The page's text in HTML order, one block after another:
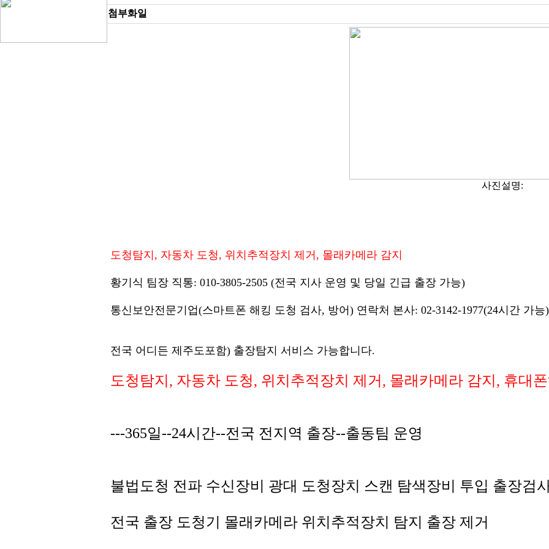
첨부화일
사진설명:
도청탐지, 자동차 도청, 위치추적장치 제거, 몰래카메라 감지
황기식 팀장 직통: 010-3805-2505 (전국 지사 운영 및 당일 긴급 출장 가능)
통신보안전문기업(스마트폰 해킹 도청 검사, 방어) 연락처 본사: 02-3142-1977(24시간 가능)
전국 어디든 제주도포함) 출장탐지 서비스 가능합니다.
도청탐지, 자동차 도청, 위치추적장치 제거, 몰래카메라 감지, 휴대
---365일--24시간--전국 전지역 출장--출동팀 운영
불법도청 전파 수신장비 광대 도청장치 스캔 탐색장비 투입 출장검
전국 출장 도청기 몰래카메라 위치추적장치 탐지 출장 제거